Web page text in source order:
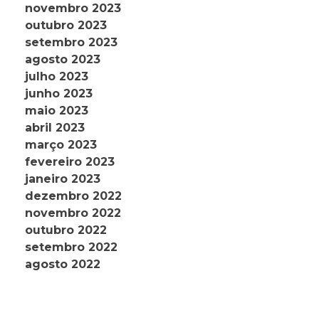
novembro 2023
outubro 2023
setembro 2023
agosto 2023
julho 2023
junho 2023
maio 2023
abril 2023
março 2023
fevereiro 2023
janeiro 2023
dezembro 2022
novembro 2022
outubro 2022
setembro 2022
agosto 2022